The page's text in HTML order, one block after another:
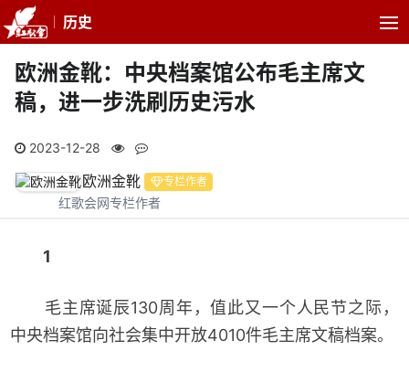
历史
欧洲金靴：中央档案馆公布毛主席文
稿，进一步洗刷历史污水
2023-12-28
欧洲金靴 专栏作者
红歌会网专栏作者
1
毛主席诞辰130周年，值此又一个人民节之际，
中央档案馆向社会集中开放4010件毛主席文稿档案。